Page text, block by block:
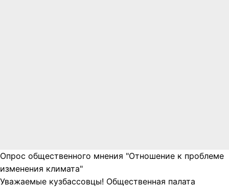
Опрос общественного мнения "Отношение к проблеме
изменения климата"
Уважаемые кузбассовцы! Общественная палата